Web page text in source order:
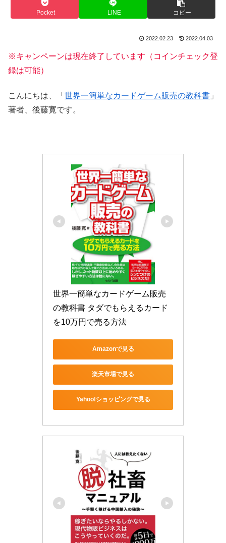
Pocket LINE コピー
2022.02.23 2022.04.03
※キャンペーンは現在終了しています（コインチェック登
録は可能）
こんにちは、「 世界一簡単なカードゲーム販売の教科書 」
著者、後藤寛です。
世界一簡単なカードゲーム販売
の教科書 タダでもらえるカード
を10万円で売る方法
Amazonで見る
楽天市場で見る
Yahoo!ショッピングで見る